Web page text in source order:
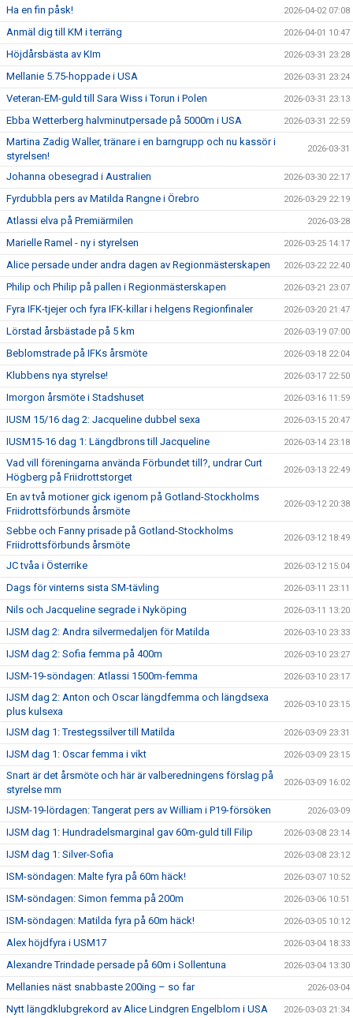
Ha en fin påsk! 2026-04-02 07:08
Anmäl dig till KM i terräng 2026-04-01 10:47
Höjdårsbästa av KIm 2026-03-31 23:28
Mellanie 5.75-hoppade i USA 2026-03-31 23:24
Veteran-EM-guld till Sara Wiss i Torun i Polen 2026-03-31 23:13
Ebba Wetterberg halvminutpersade på 5000m i USA 2026-03-31 22:59
Martina Zadig Waller, tränare i en barngrupp och nu kassör i
styrelsen!
2026-03-31
Johanna obesegrad i Australien 2026-03-30 22:17
Fyrdubbla pers av Matilda Rangne i Örebro 2026-03-29 22:19
Atlassi elva på Premiärmilen 2026-03-28
Marielle Ramel - ny i styrelsen 2026-03-25 14:17
Alice persade under andra dagen av Regionmästerskapen 2026-03-22 22:40
Philip och Philip på pallen i Regionmästerskapen 2026-03-21 23:07
Fyra IFK-tjejer och fyra IFK-killar i helgens Regionfinaler 2026-03-20 21:47
Lörstad årsbästade på 5 km 2026-03-19 07:00
Beblomstrade på IFKs årsmöte 2026-03-18 22:04
Klubbens nya styrelse! 2026-03-17 22:50
Imorgon årsmöte i Stadshuset 2026-03-16 11:59
IUSM 15/16 dag 2: Jacqueline dubbel sexa 2026-03-15 20:47
IUSM15-16 dag 1: Längdbrons till Jacqueline 2026-03-14 23:18
Vad vill föreningarna använda Förbundet till?, undrar Curt
Högberg på Friidrottstorget
2026-03-13 22:49
En av två motioner gick igenom på Gotland-Stockholms
Friidrottsförbunds årsmöte
2026-03-12 20:38
Sebbe och Fanny prisade på Gotland-Stockholms
Friidrottsförbunds årsmöte
2026-03-12 18:49
JC tvåa i Österrike 2026-03-12 15:04
Dags för vinterns sista SM-tävling 2026-03-11 23:11
Nils och Jacqueline segrade i Nyköping 2026-03-11 13:20
IJSM dag 2: Andra silvermedaljen för Matilda 2026-03-10 23:33
IJSM dag 2: Sofia femma på 400m 2026-03-10 23:27
IJSM-19-söndagen: Atlassi 1500m-femma 2026-03-10 23:17
IJSM dag 2: Anton och Oscar längdfemma och längdsexa
plus kulsexa
2026-03-10 23:15
IJSM dag 1: Trestegssilver till Matilda 2026-03-09 23:31
IJSM dag 1: Oscar femma i vikt 2026-03-09 23:15
Snart är det årsmöte och här är valberedningens förslag på
styrelse mm
2026-03-09 16:02
IJSM-19-lördagen: Tangerat pers av William i P19-försöken 2026-03-09
IJSM dag 1: Hundradelsmarginal gav 60m-guld till Filip 2026-03-08 23:14
IJSM dag 1: Silver-Sofia 2026-03-08 23:12
ISM-söndagen: Malte fyra på 60m häck! 2026-03-07 10:52
ISM-söndagen: Simon femma på 200m 2026-03-06 10:51
ISM-söndagen: Matilda fyra på 60m häck! 2026-03-05 10:12
Alex höjdfyra i USM17 2026-03-04 18:33
Alexandre Trindade persade på 60m i Sollentuna 2026-03-04 13:30
Mellanies näst snabbaste 200ing – so far 2026-03-04
Nytt längdklubgrekord av Alice Lindgren Engelblom i USA 2026-03-03 21:34